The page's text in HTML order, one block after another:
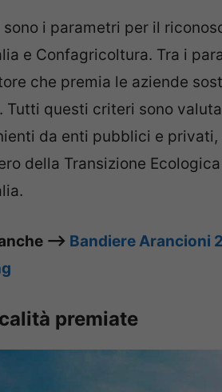
sono i parametri per il
e Confagricoltura. Tra i
che premia le aziende
Tutti questi criteri sono
da enti pubblici e
della Transizione
–> Bandiere Arancioni
premiate